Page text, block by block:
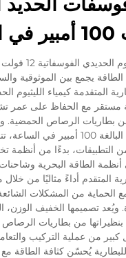
يجمع بين الموثوقية
المتقدمة كيمياء الليثيوم
مستقر مع الحفاظ على عمر
من بطاريات الرصاص الحمضية.
12 فولت وقدرتها البالغة 100
بدءًا من أنظمة
المتقدم أداءً مثاليًا من
مع الحماية من المشكلات
ويُعد تصميمها الخفيف
مقارنة بنظيراتها من بطاريات
من عملية التركيب
للبطارية يُحسّن كثافة الطاقة